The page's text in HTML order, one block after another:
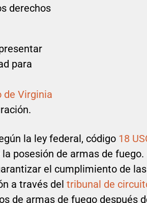
derechos
para
de Virginia
la ley federal, código 18
posesión de armas de
el cumplimiento de
a través del tribunal de
de armas de fuego después